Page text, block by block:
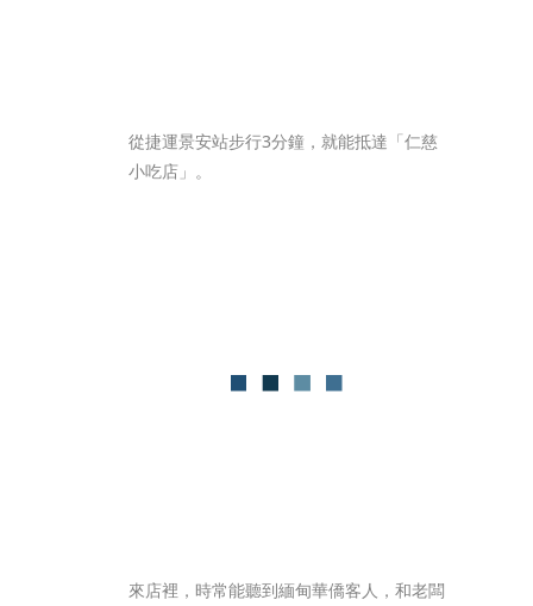
從捷運景安站步行3分鐘，就能抵達「仁慈
小吃店」。
來店裡，時常能聽到緬甸華僑客人，和老闆